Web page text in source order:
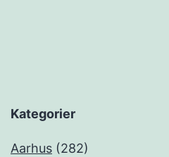
Kategorier
Aarhus (282)